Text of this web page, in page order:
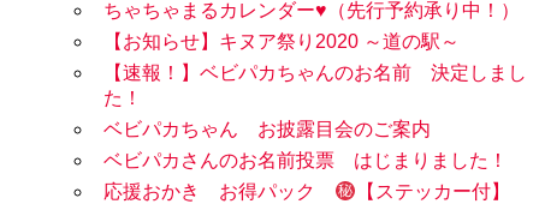
ちゃちゃまるカレンダー♥（先行予約承り中！）
【お知らせ】キヌア祭り2020 ～道の駅～
【速報！】ベビパカちゃんのお名前 決定しまし
た！
ベビパカちゃん お披露目会のご案内
ベビパカさんのお名前投票 はじまりました！
応援おかき お得パック
【ステッカー付】